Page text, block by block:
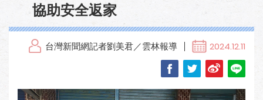
協助安全返家
台灣新聞網記者劉美君／雲林報導 2024.12.11